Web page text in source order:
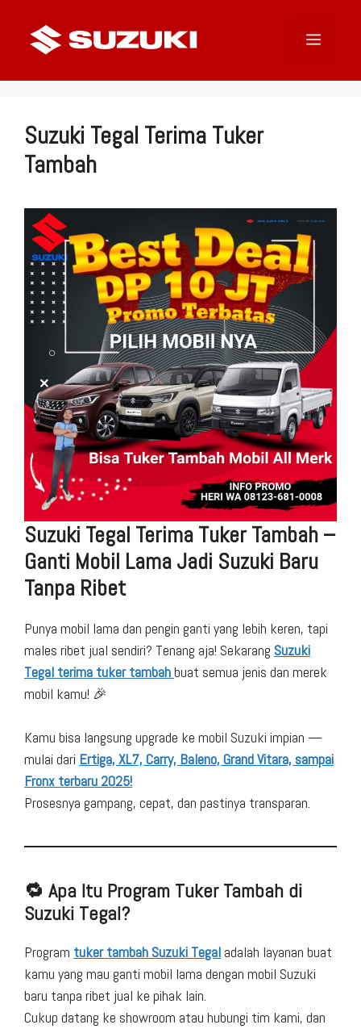
Menu
Suzuki Tegal Terima Tuker
Tambah
Suzuki Tegal Terima Tuker Tambah –
Ganti Mobil Lama Jadi Suzuki Baru
Tanpa Ribet
Punya mobil lama dan pengin ganti yang lebih keren, tapi
males ribet jual sendiri? Tenang aja! Sekarang Suzuki
Tegal terima tuker tambahbuat semua jenis dan merek
mobil kamu! 🎉
Kamu bisa langsung upgrade ke mobil Suzuki impian —
mulai dari Ertiga, XL7, Carry, Baleno, Grand Vitara, sampai
Fronx terbaru 2025!
Prosesnya gampang, cepat, dan pastinya transparan.
🔁 Apa Itu Program Tuker Tambah di
Suzuki Tegal?
Program tuker tambah Suzuki Tegal adalah layanan buat
kamu yang mau ganti mobil lama dengan mobil Suzuki
baru tanpa ribet jual ke pihak lain.
Cukup datang ke showroom atau hubungi tim kami, dan